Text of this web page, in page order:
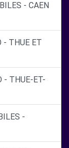
- CAEN
- THUE ET
- THUE-ET-
-